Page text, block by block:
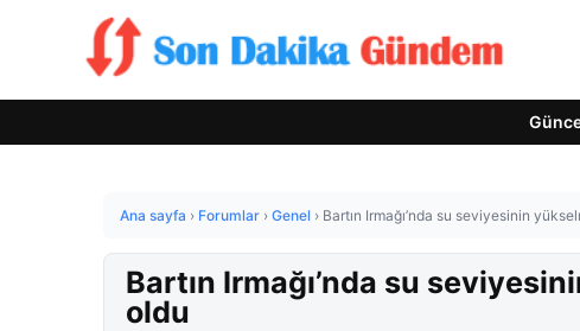
Ana sayfa › Forumlar › Genel › Bartın Irmağı’nda su seviyesinin
Bartın Irmağı’nda su
oldu